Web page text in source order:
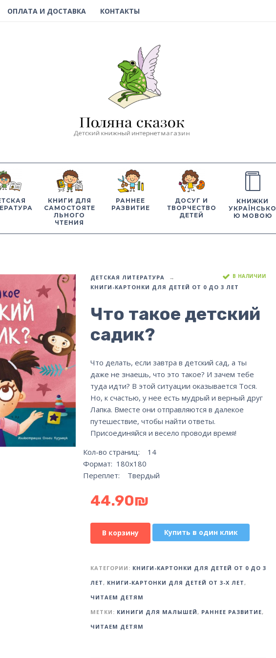
ОПЛАТА И ДОСТАВКА КОНТАКТЫ
КНИГИ ДЛЯ
САМОСТОЯТЕ
ЛЬНОГО
ЧТЕНИЯ
РАННЕЕ
РАЗВИТИЕ
ДОСУГ И
ТВОРЧЕСТВО
ДЕТЕЙ
КНИЖКИ
УКРАЇНСЬКО
Ю МОВОЮ
ДЕТСКАЯ ЛИТЕРАТУРА
КНИГИ-КАРТОНКИ ДЛЯ ДЕТЕЙ ОТ 0 ДО 3 ЛЕТ
В НАЛИЧИИ
Что такое детский
садик?
Что делать, если завтра в детский сад, а ты
даже не знаешь, что это такое? И зачем тебе
туда идти? В этой ситуации оказывается Тося.
Но, к счастью, у нее есть мудрый и верный друг
Лапка. Вместе они отправляются в далекое
путешествие, чтобы найти ответы.
Присоединяйся и весело проводи время!
Кол-во страниц: 14
Формат: 180х180
Переплет: Твердый
44.90₪
В корзину Купить в один клик
КАТЕГОРИИ: КНИГИ-КАРТОНКИ ДЛЯ ДЕТЕЙ ОТ 0 ДО 3
ЛЕТ , КНИГИ-КАРТОНКИ ДЛЯ ДЕТЕЙ ОТ 3-Х ЛЕТ ,
ЧИТАЕМ ДЕТЯМ
МЕТКИ: КИНИГИ ДЛЯ МАЛЫШЕЙ , РАННЕЕ РАЗВИТИЕ,
ЧИТАЕМ ДЕТЯМ